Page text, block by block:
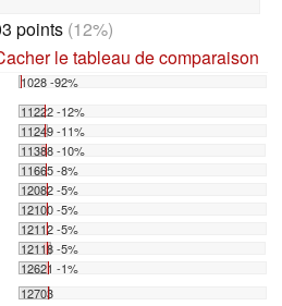
points (12%)
le tableau de comparaison
1028 -92%
11222 -12%
11249 -11%
11388 -10%
11665 -8%
12082 -5%
12100 -5%
12112 -5%
12118 -5%
12621 -1%
12703